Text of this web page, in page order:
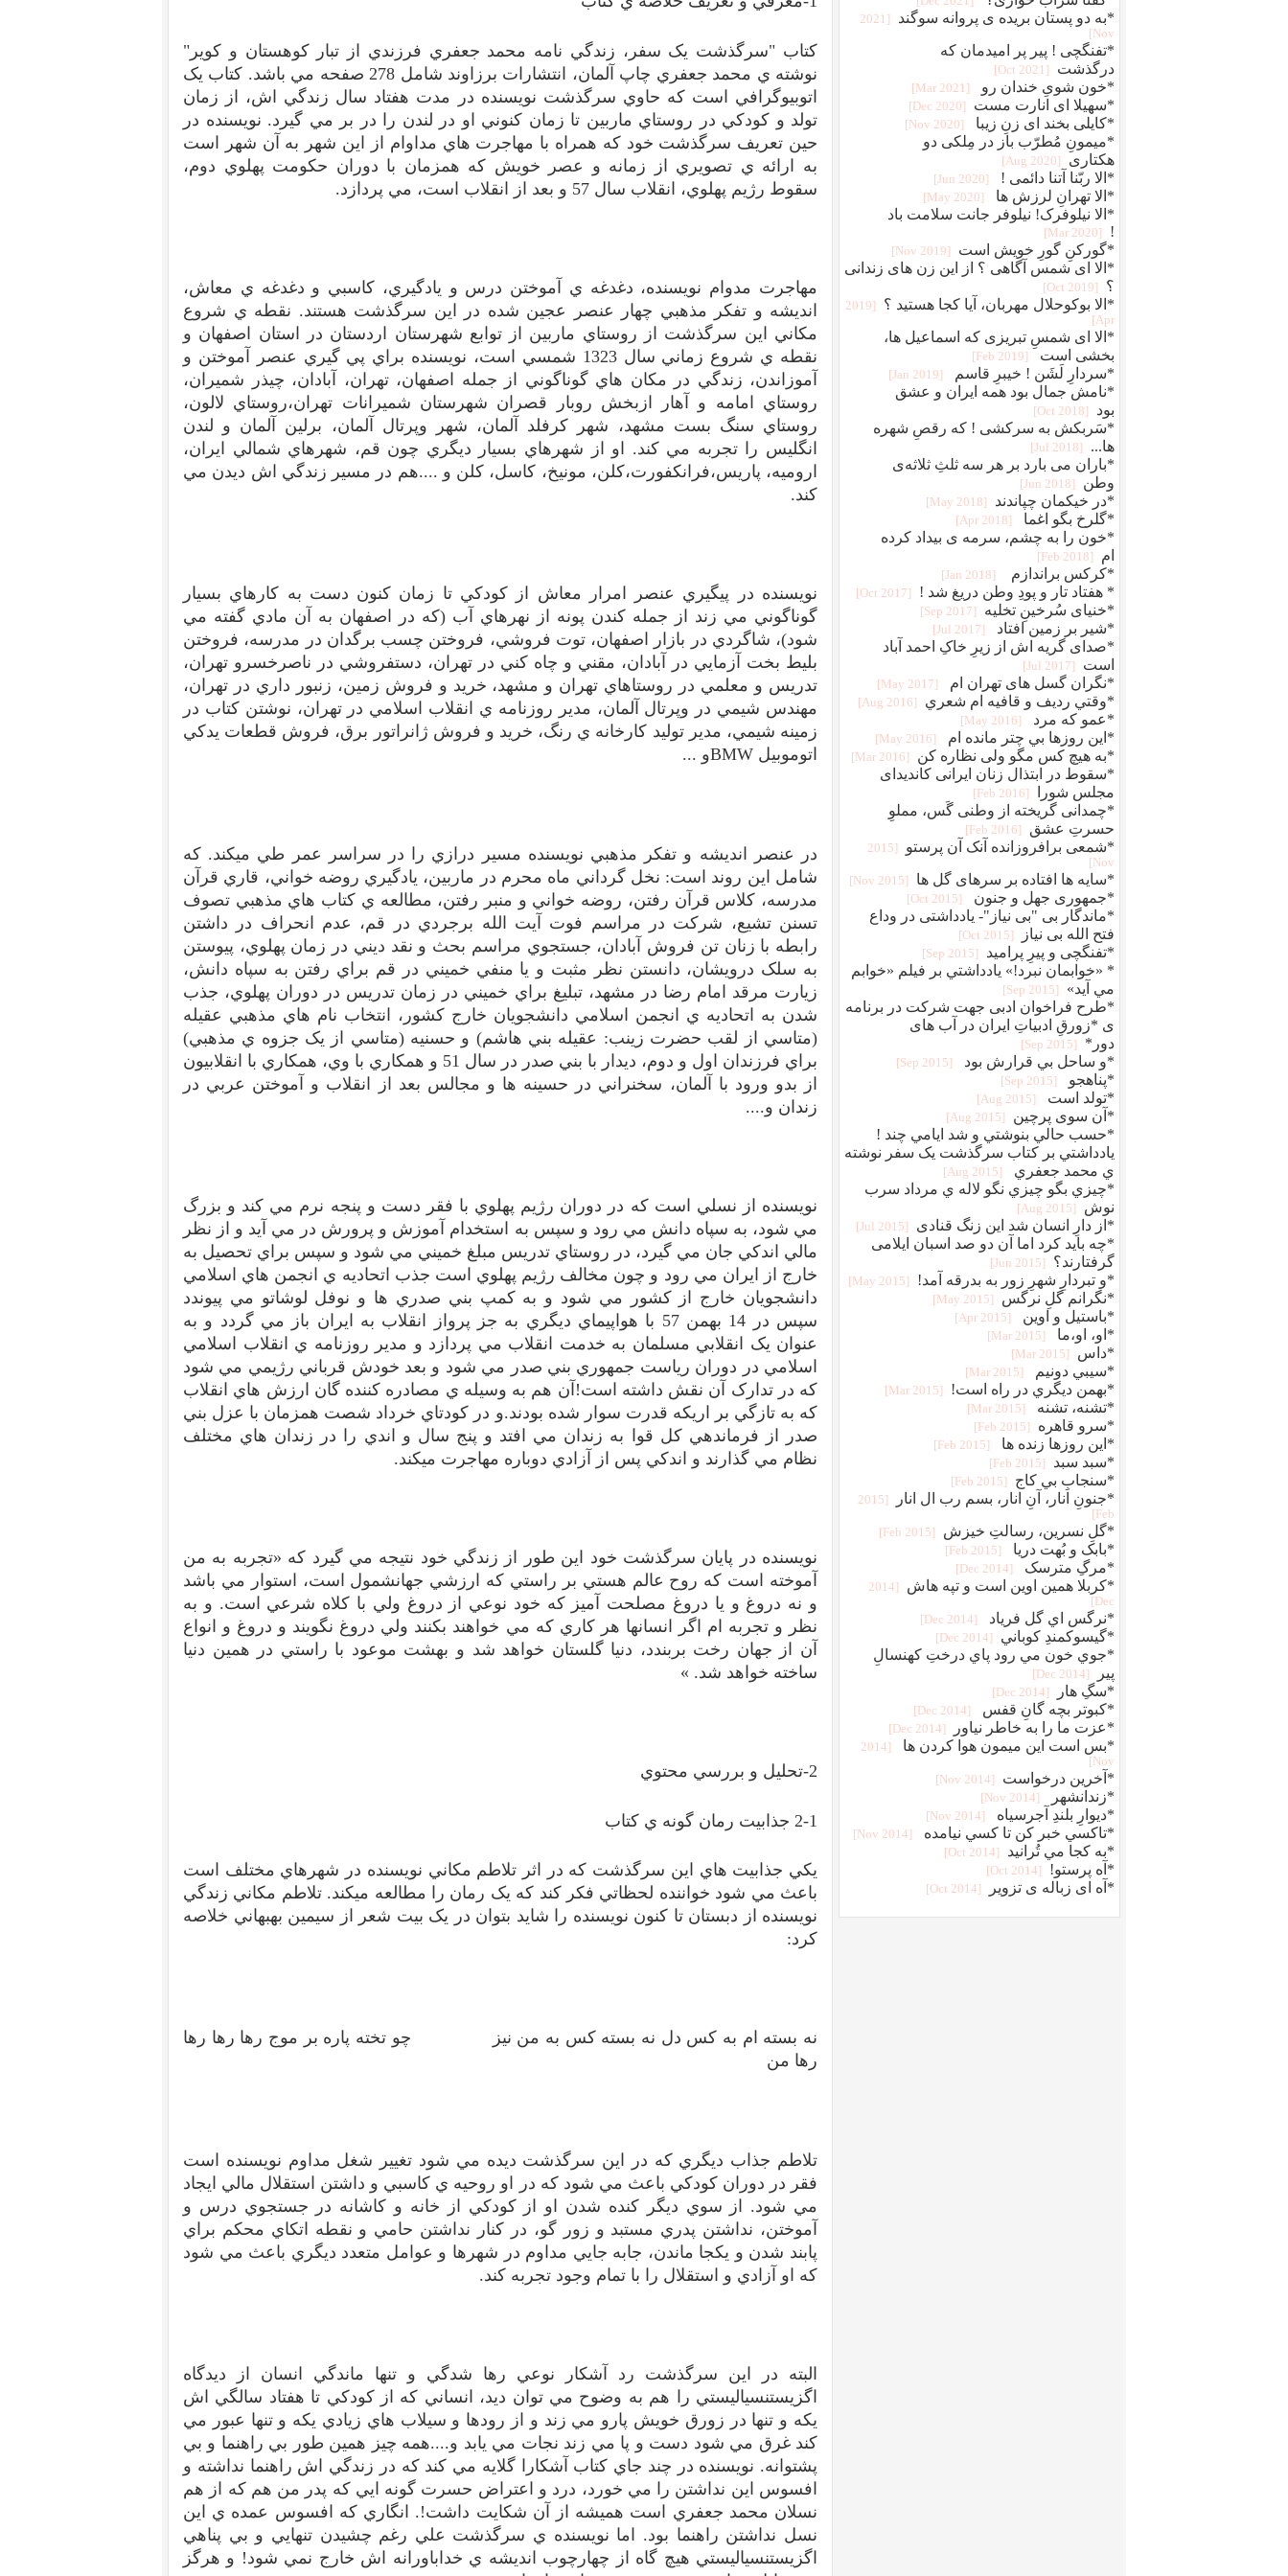
کتاب "سرگذشت يک سفر، زندگي نامه محمد جعفري فرزندي از تبار کوهستان و کوير"
نوشته ي محمد جعفري چاپ آلمان، انتشارات برزاوند شامل 278 صفحه مي باشد. کتاب يک
اتوبيوگرافي است که حاوي سرگذشت نويسنده در مدت هفتاد سال زندگي اش، از زمان
تولد و کودکي در روستاي ماربين تا زمان کنوني او در لندن را در بر مي گيرد. نويسنده در
حين تعريف سرگذشت خود که همراه با مهاجرت هاي مداوام از اين شهر به آن شهر است
به ارائه ي تصويري از زمانه و عصر خويش که همزمان با دوران حکومت پهلوي دوم،
سقوط رژيم پهلوي، انقلاب سال 57 و بعد از انقلاب است، مي پردازد.
مهاجرت مدوام نويسنده، دغدغه ي آموختن درس و يادگيري، کاسبي و دغدغه ي معاش،
انديشه و تفکر مذهبي چهار عنصر عجين شده در اين سرگذشت هستند. نقطه ي شروع
مکاني اين سرگذشت از روستاي ماربين از توابع شهرستان اردستان در استان اصفهان و
نقطه ي شروع زماني سال 1323 شمسي است، نويسنده براي پي گيري عنصر آموختن و
آموزاندن، زندگي در مکان هاي گوناگوني از جمله اصفهان، تهران، آبادان، چيذر شميران،
روستاي امامه و آهار ازبخش روبار قصران شهرستان شميرانات تهران،روستاي لالون،
روستاي سنگ بست مشهد، شهر کرفلد آلمان، شهر وپرتال آلمان، برلين آلمان و لندن
انگليس را تجربه مي کند. او از شهرهاي بسيار ديگري چون قم، شهرهاي شمالي ايران،
اروميه، پاريس،فرانکفورت،کلن، مونيخ، کاسل، کلن و ....هم در مسير زندگي اش ديدن مي
کند.
نويسنده در پيگيري عنصر امرار معاش از کودکي تا زمان کنون دست به کارهاي بسيار
گوناگوني مي زند از جمله کندن پونه از نهرهاي آب (که در اصفهان به آن مادي گفته مي
شود)، شاگردي در بازار اصفهان، توت فروشي، فروختن چسب برگدان در مدرسه، فروختن
بليط بخت آزمايي در آبادان، مقني و چاه کني در تهران، دستفروشي در ناصرخسرو تهران،
تدريس و معلمي در روستاهاي تهران و مشهد، خريد و فروش زمين، زنبور داري در تهران،
مهندس شيمي در وپرتال آلمان، مدير روزنامه ي انقلاب اسلامي در تهران، نوشتن کتاب در
زمينه شيمي، مدير توليد کارخانه ي رنگ، خريد و فروش ژانراتور برق، فروش قطعات يدکي
اتوموبيل BMWو ...
در عنصر انديشه و تفکر مذهبي نويسنده مسير درازي را در سراسر عمر طي ميکند. که
شامل اين روند است: نخل گرداني ماه محرم در ماربين، يادگيري روضه خواني، قاري قرآن
مدرسه، کلاس قرآن رفتن، روضه خواني و منبر رفتن، مطالعه ي کتاب هاي مذهبي تصوف
تسنن تشيع، شرکت در مراسم فوت آيت الله برجردي در قم، عدم انحراف در داشتن
رابطه با زنان تن فروش آبادان، جستجوي مراسم بحث و نقد ديني در زمان پهلوي، پيوستن
به سلک درويشان، دانستن نظر مثبت و يا منفي خميني در قم براي رفتن به سپاه دانش،
زيارت مرقد امام رضا در مشهد، تبليغ براي خميني در زمان تدريس در دوران پهلوي، جذب
شدن به اتحاديه ي انجمن اسلامي دانشجويان خارج کشور، انتخاب نام هاي مذهبي عقيله
(متاسي از لقب حضرت زينب: عقيله بني هاشم) و حسنيه (متاسي از يک جزوه ي مذهبي)
براي فرزندان اول و دوم، ديدار با بني صدر در سال 51 و همکاري با وي، همکاري با انقلابيون
از بدو ورود با آلمان، سخنراني در حسينه ها و مجالس بعد از انقلاب و آموختن عربي در
زندان و....
نويسنده از نسلي است که در دوران رژيم پهلوي با فقر دست و پنجه نرم مي کند و بزرگ
مي شود، به سپاه دانش مي رود و سپس به استخدام آموزش و پرورش در مي آيد و از نظر
مالي اندکي جان مي گيرد، در روستاي تدريس مبلغ خميني مي شود و سپس براي تحصيل به
خارج از ايران مي رود و چون مخالف رژيم پهلوي است جذب اتحاديه ي انجمن هاي اسلامي
دانشجويان خارج از کشور مي شود و به کمپ بني صدري ها و نوفل لوشاتو مي پيوندد
سپس در 14 بهمن 57 با هواپيماي ديگري به جز پرواز انقلاب به ايران باز مي گردد و به
عنوان يک انقلابي مسلمان به خدمت انقلاب مي پردازد و مدير روزنامه ي انقلاب اسلامي
اسلامي در دوران رياست جمهوري بني صدر مي شود و بعد خودش قرباني رژيمي مي شود
که در تدارک آن نقش داشته است!آن هم به وسيله ي مصادره کننده گان ارزش هاي انقلاب
که به تازگي بر اريکه قدرت سوار شده بودند.و در کودتاي خرداد شصت همزمان با عزل بني
صدر از فرماندهي کل قوا به زندان مي افتد و پنج سال و اندي را در زندان هاي مختلف
نظام مي گذارند و اندکي پس از آزادي دوباره مهاجرت ميکند.
نويسنده در پايان سرگذشت خود اين طور از زندگي خود نتيجه مي گيرد که «تجربه به من
آموخته است که روح عالم هستي بر راستي که ارزشي جهانشمول است، استوار مي باشد
و نه دروغ و يا دروغ مصلحت آميز که خود نوعي از دروغ ولي با کلاه شرعي است. و به
نظر و تجربه ام اگر انسانها هر کاري که مي خواهند بکنند ولي دروغ نگويند و دروغ و انواع
آن از جهان رخت بربندد، دنيا گلستان خواهد شد و بهشت موعود با راستي در همين دنيا
ساخته خواهد شد. »
2-تحليل و بررسي محتوي
2-1 جذابيت رمان گونه ي کتاب
يکي جذابيت هاي اين سرگذشت که در اثر تلاطم مکاني نويسنده در شهرهاي مختلف است
باعث مي شود خواننده لحظاتي فکر کند که يک رمان را مطالعه ميکند. تلاطم مکاني زندگي
نويسنده از دبستان تا کنون نويسنده را شايد بتوان در يک بيت شعر از سيمين بهبهاني خلاصه
کرد:
نه بسته ام به کس دل نه بسته کس به من نيز چو تخته پاره بر موج رها رها رها
رها من
تلاطم جذاب ديگري که در اين سرگذشت ديده مي شود تغيير شغل مداوم نويسنده است
فقر در دوران کودکي باعث مي شود که در او روحيه ي کاسبي و داشتن استقلال مالي ايجاد
مي شود. از سوي ديگر کنده شدن او از کودکي از خانه و کاشانه در جستجوي درس و
آموختن، نداشتن پدري مستبد و زور گو، در کنار نداشتن حامي و نقطه اتکاي محکم براي
پابند شدن و يکجا ماندن، جابه جايي مداوم در شهرها و عوامل متعدد ديگري باعث مي شود
که او آزادي و استقلال را با تمام وجود تجربه کند.
البته در اين سرگذشت رد آشکار نوعي رها شدگي و تنها ماندگي انسان از ديدگاه
اگزيستنسياليستي را هم به وضوح مي توان ديد، انساني که از کودکي تا هفتاد سالگي اش
يکه و تنها در زورق خويش پارو مي زند و از رودها و سيلاب هاي زيادي يکه و تنها عبور مي
کند غرق مي شود دست و پا مي زند نجات مي يابد و....همه چيز همين طور بي راهنما و بي
پشتوانه. نويسنده در چند جاي کتاب آشکارا گلايه مي کند که در زندگي اش راهنما نداشته و
افسوس اين نداشتن را مي خورد، درد و اعتراض حسرت گونه ايي که پدر من هم که از هم
نسلان محمد جعفري است هميشه از آن شکايت داشت!. انگاري که افسوس عمده ي اين
نسل نداشتن راهنما بود. اما نويسنده ي سرگذشت علي رغم چشيدن تنهايي و بي پناهي
اگزيستنسياليستي هيچ گاه از چهارچوب انديشه ي خداباورانه اش خارج نمي شود! و هرگز
*به دو پستان بریده ی پروانه سوگند
[2021
Nov]
*تفنگچی ! پیر پر امیدمان که
درگذشت
[2021 Oct]
*خون شویِ خندان رو [2021 Mar]
*سهیلا ای انارت مست [2020 Dec]
*کایلی بخند ای زنِ زیبا [2020 Nov]
*میمونِ مُطرّب باز در مِلکی دو
هکتاری
[2020 Aug]
*الا ربّنا آتنا دائمی ! [2020 Jun]
*الا تهرانِ لرزش ها [2020 May]
*الا نیلوفرک! نیلوفر جانت سلامت باد
!
[2020 Mar]
*گورکنِ گورِ خویش است [2019 Nov]
*الا ای شمس آگاهی ؟ از این زن های ‏زندانی
؟
[2019 Oct]
*الا بوکوحلال مهربان، آیا کجا ‏هستید ؟
[2019
Apr]
*الا ای شمسِ تبریزی که اسماعیل ‏ها،
بخشی است
[2019 Feb]
*سردارِ لَشَن ! خیبرِ قاسم [2019 Jan]
*نامش جمال بود همه ایران و عشق
بود
[2018 Oct]
*سَربکش به سرکشی ! که رقصِ شهره
ها...
[2018 Jul]
*باران می بارد بر هر سه ثلثِ ثلاثه‌ی
وطن
[2018 Jun]
*در خیکمان چپاندند [2018 May]
*گلرخ بگو اغما [2018 Apr]
*خون را به چشم، سرمه ی بیداد کرده
ام
[2018 Feb]
*کرکس براندازم ‏ [2018 Jan]
* هفتاد تار و پودِ وطن دریغ شد !‏ [2017 Oct]
*خنیای سُرخینِ تخلیه [2017 Sep]
*شیر بر زمین افتاد [2017 Jul]
*صدای گریه اش از زیرِ خاکِ احمد آباد
است
[2017 Jul]
*نگران گسل های تهران ام [2017 May]
*وقتي رديف و قافيه ام شعري [2016 Aug]
*عمو که مرد [2016 May]
*اين روزها بي چتر مانده ام [2016 May]
*به هیچ کس مگو ولی نظاره کن [2016 Mar]
*سقوط در ابتذال زنان ایرانی کاندیدای
مجلس شورا
[2016 Feb]
*چمدانی گریخته از وطنی گَس، مملوِ
حسرتِ عشق
[2016 Feb]
*شمعی برافروزانده آنک آن پرستو
[2015
Nov]
*سایه ها افتاده بر سرهای گل ها [2015 Nov]
*جمهوری جهل و جنون [2015 Oct]
*ماندگار بی "بی نیاز"- یادداشتی در وداع
فتح الله بی نیاز
[2015 Oct]
*تفنگچی و پیرِ پرامید [2015 Sep]
* «خوابمان نبرد!» يادداشتي بر فيلم «خوابم
مي آيد»
[2015 Sep]
*طرح فراخوان ادبی جهت شرکت در برنامه
ی *زورقِ ادبیاتِ ایران در آب های
دور*
[2015 Sep]
*و ساحل بي قرارش بود [2015 Sep]
*پناهجو [2015 Sep]
*تولد است [2015 Aug]
*آن سوی پرچین [2015 Aug]
*حسب حالي بنوشتي و شد ايامي چند !
يادداشتي بر کتاب سرگذشت يک سفر نوشته
ي محمد جعفري
[2015 Aug]
*چيزي بگو چيزي نگو لاله ي مرداد سرب
نوش
[2015 Aug]
*از دارِ انسان شد این زنگ قنادی [2015 Jul]
*چه باید کرد اما آن دو صد اسبان ایلامی
گرفتارند؟
[2015 Jun]
*و تبردارِ شهرِ زور به بدرقه آمد! [2015 May]
*نگرانم گلِ نرگس [2015 May]
*باستیل و اوین [2015 Apr]
*او، او،ما [2015 Mar]
*داس [2015 Mar]
*سيبي دونيم [2015 Mar]
*بهمن ديگري در راه است! [2015 Mar]
*تشنه، تشنه [2015 Mar]
*سرو قاهره [2015 Feb]
*اين روزها زنده ها [2015 Feb]
*سبد سبد [2015 Feb]
*سنجابِ بي کاج [2015 Feb]
*جنونِ انار، آنِ انار، بسم رب ال انار
[2015
Feb]
*گلِ نسرین، رسالتِ خیزش [2015 Feb]
*بابک و بُهت دریا [2015 Feb]
*مرگِ مترسک [2014 Dec]
*کربلا همين اوين است و تپه هاش
[2014
Dec]
*نرگس اي گل فرياد [2014 Dec]
*گيسوکمندِ کوباني [2014 Dec]
*جوي خون مي رود پاي درختِ کهنسالِ
پير
[2014 Dec]
*سگِ هار [2014 Dec]
*کبوتر بچه گانِ قفس [2014 Dec]
*عزت ما را به خاطر نياور [2014 Dec]
*بس است اين ميمون هوا کردن ها
[2014
Nov]
*آخرين درخواست [2014 Nov]
*زندانشهر [2014 Nov]
*ديوارِ بلندِ آجرسياه [2014 Nov]
*تاکسي خبر کن تا کسي نيامده [2014 Nov]
*به کجا مي تُرانيد [2014 Oct]
*آه پرستو! [2014 Oct]
*آه ای زباله ی تزویر [2014 Oct]